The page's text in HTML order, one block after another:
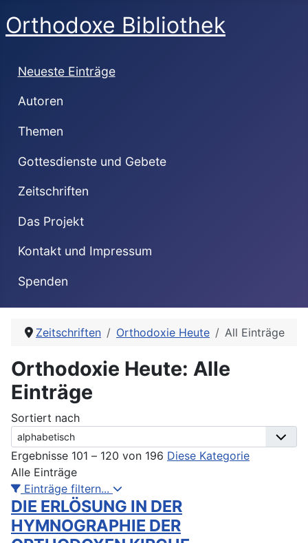
Orthodoxe Bibliothek
Neueste Einträge
Autoren
Themen
Gottesdienste und Gebete
Zeitschriften
Das Projekt
Kontakt und Impressum
Spenden
Zeitschriften Orthodoxie Heute All Einträge
Orthodoxie Heute: Alle
Einträge
Sortiert nach
Ergebnisse 101 – 120 von 196 Diese Kategorie
Alle Einträge
Einträge filtern...
DIE ERLÖSUNG IN DER
HYMNOGRAPHIE DER